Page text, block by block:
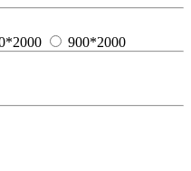
900*2000